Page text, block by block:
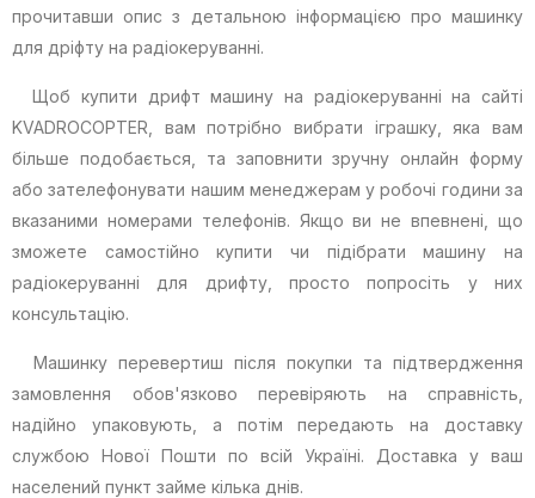
прочитавши опис з детальною інформацією про машинку
для дріфту на радіокеруванні.
Щоб купити дрифт машину на радіокеруванні на сайті
KVADROCOPTER, вам потрібно вибрати іграшку, яка вам
більше подобається, та заповнити зручну онлайн форму
або зателефонувати нашим менеджерам у робочі години за
вказаними номерами телефонів. Якщо ви не впевнені, що
зможете самостійно купити чи підібрати машину на
радіокеруванні для дрифту, просто попросіть у них
консультацію.
Машинку перевертиш після покупки та підтвердження
замовлення обов'язково перевіряють на справність,
надійно упаковують, а потім передають на доставку
службою Нової Пошти по всій Україні. Доставка у ваш
населений пункт займе кілька днів.